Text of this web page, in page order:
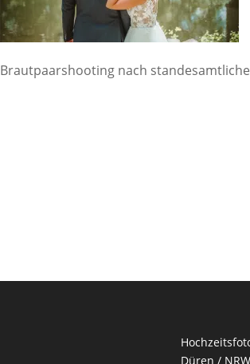
Brautpaarshooting nach
Düren /